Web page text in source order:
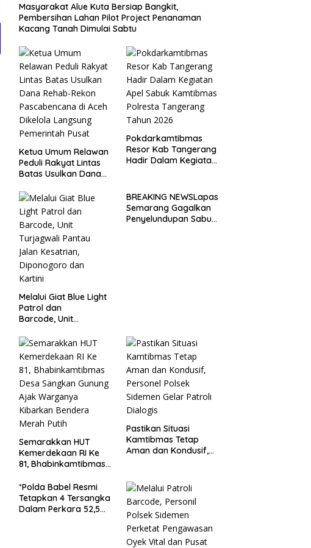
Masyarakat Alue Kuta Bersiap Bangkit,
Pembersihan Lahan Pilot Project Penanaman
Kacang Tanah Dimulai Sabtu
Ketua Umum Relawan
Peduli Rakyat Lintas
Batas Usulkan Dana
Pascabencana di Aceh
Dikelola Langsung
Pemerintah Pusat
Pokdarkamtibmas
Resor Kab Tangerang
Hadir Dalam Kegiatan
Tangerang Tahun
2026
Melalui Giat Blue Light
Patrol dan
Barcode, Unit
Jalan Kesatrian,
Diponogoro dan
Kartini
BREAKING NEWSLapas
Semarang Gagalkan
Penyelundupan Sabu
Semarakkan HUT
Kemerdekaan RI Ke
81, Bhabinkamtibmas
Gunung Ajak
Warganya Kibarkan
Bendera Merah Putih
Pastikan Situasi
Kamtibmas Tetap
Aman dan Kondusif,
Dialogis
*Polda Babel Resmi
Tetapkan 4 Tersangka
Dalam Perkara 52,5